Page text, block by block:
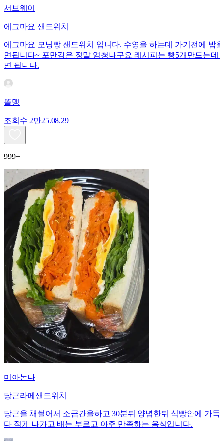
서브웨이
에그마요 샌드위치
에그마요 모닝빵 샌드위치 입니다. 수영을 하는데 가기전에
면됩니다~ 포만감은 정말 엄청나구요 레시피는 빵5개만드는
면 됩니다.
똘맹
조회수 2만25.08.29
999+
미아논나
당근라페샌드위치
당근을 채썰어서 소금간을하고 30분뒤 양념한뒤 식빵안에 가
다 적게 나가고 배는 부르고 아주 만족하는 음식입니다.